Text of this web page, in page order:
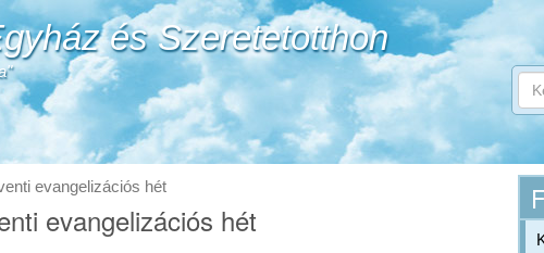
és Szeretetotthon
A
evangelizációs hét
evangelizációs hét